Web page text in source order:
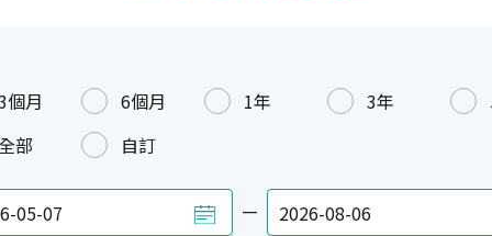
個月 6個月 1年 3年
部
自訂
—